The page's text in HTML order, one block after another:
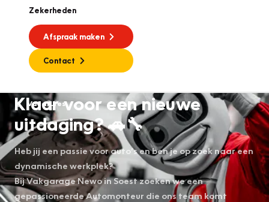
Zekerheden
Afspraak maken
Contact
Vacatures
Klaar voor een nieuwe
uitdaging? 🚗🔧
Heb jij een passie voor auto’s en ben je op zoek naar een
dynamische werkplek?
Bij Vakgarage Newo in Soest zoeken we een
gepassioneerde Automonteur die ons team komt